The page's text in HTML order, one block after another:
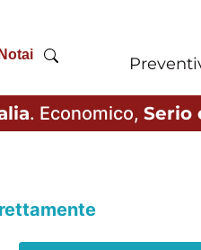
Notai
. Economico, Serio